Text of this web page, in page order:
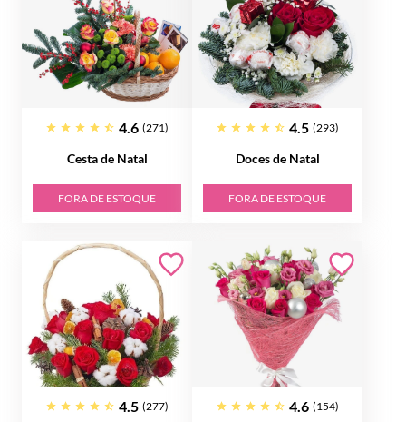
4.6 (271)
Cesta de Natal
FORA DE ESTOQUE
4.5 (293)
Doces de Natal
FORA DE ESTOQUE
4.5 (277) 4.6 (154)